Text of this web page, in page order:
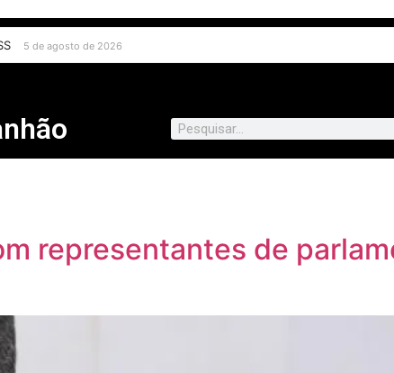
5 de agosto de 2026
representantes de